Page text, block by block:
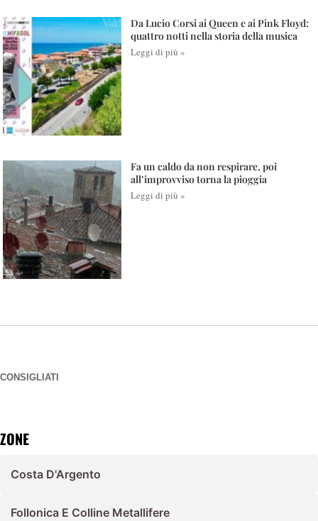
Da Lucio Corsi ai Queen e ai Pink Floyd:
quattro notti nella storia della musica
Leggi di più »
Fa un caldo da non respirare, poi
all’improvviso torna la pioggia
Leggi di più »
CONSIGLIATI
ZONE
Costa D'Argento
Follonica E Colline Metallifere